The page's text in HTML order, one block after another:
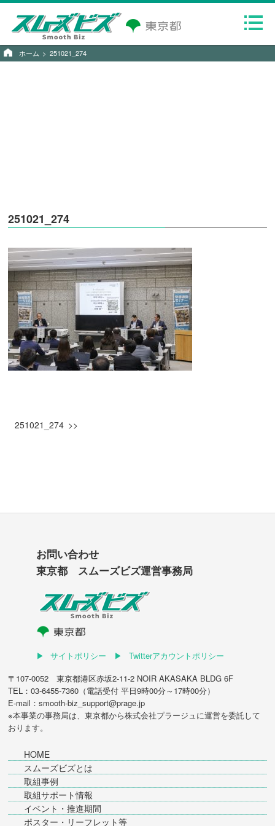
ホーム 251021_274
251021_274
251021_274
お問い合わせ
東京都 スムーズビズ運営事務局
サイトポリシー
Twitterアカウントポリシー
〒107-0052 東京都港区赤坂2-11-2 NOIR AKASAKA BLDG 6F
TEL：03-6455-7360（電話受付 平日9時00分～17時00分）
E-mail：smooth-biz_support@prage.jp
※本事業の事務局は、東京都から株式会社プラージュに運営を委託して
おります。
HOME
スムーズビズとは
取組事例
取組サポート情報
イベント・推進期間
ポスター・リーフレット等